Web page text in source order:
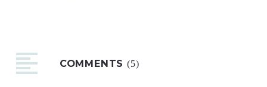
COMMENTS(5)